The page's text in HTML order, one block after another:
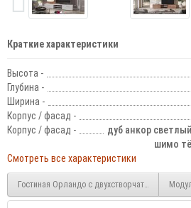
Краткие характеристики
Высота -
Глубина -
Ширина -
Корпус / фасад -
Корпус / фасад -
дуб анкор
шимо
Смотреть все характеристики
Гостиная Орландо с двухстворчатым